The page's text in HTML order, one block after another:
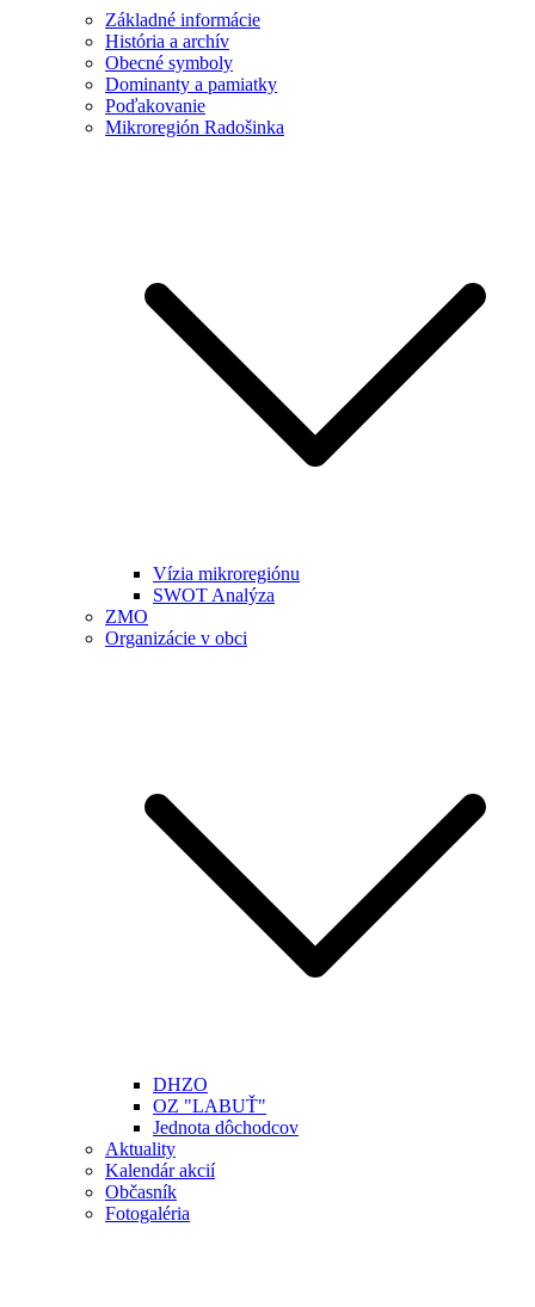
Základné informácie
História a archív
Obecné symboly
Dominanty a pamiatky
Poďakovanie
Mikroregión Radošinka
Vízia mikroregiónu
SWOT Analýza
ZMO
Organizácie v obci
DHZO
OZ "LABUŤ"
Jednota dôchodcov
Aktuality
Kalendár akcií
Občasník
Fotogaléria